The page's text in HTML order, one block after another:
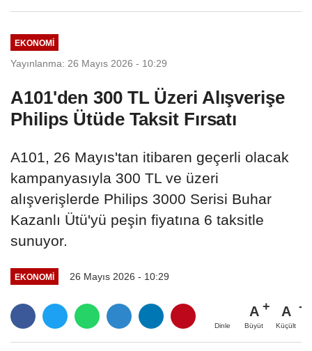
EKONOMI
Yayınlanma: 26 Mayıs 2026 - 10:29
A101'den 300 TL Üzeri Alışverişe
Philips Ütüde Taksit Fırsatı
A101, 26 Mayıs'tan itibaren geçerli olacak
kampanyasıyla 300 TL ve üzeri
alışverişlerde Philips 3000 Serisi Buhar
Kazanlı Ütü'yü peşin fiyatına 6 taksitle
sunuyor.
EKONOMI 26 Mayıs 2026 - 10:29
Dinle
A
Büyüt
A
Küçült